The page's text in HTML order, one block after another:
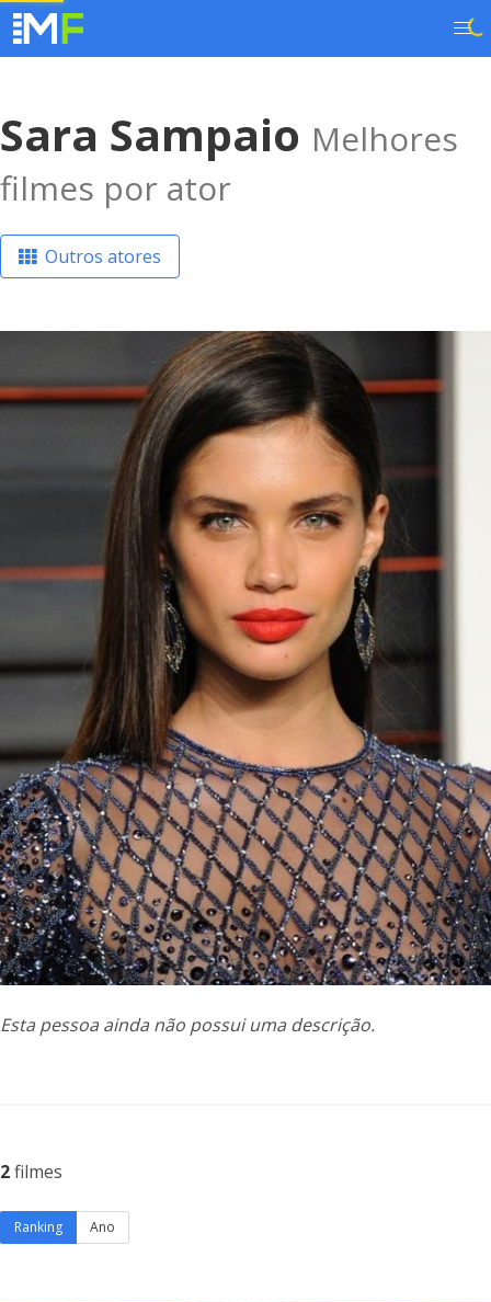
Sara Sampaio Melhores
filmes por ator
Outros atores
Esta pessoa ainda não possui uma descrição.
2filmes
Ranking Ano